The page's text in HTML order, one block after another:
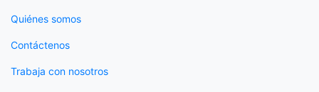
Quiénes somos
Contáctenos
Trabaja con nosotros